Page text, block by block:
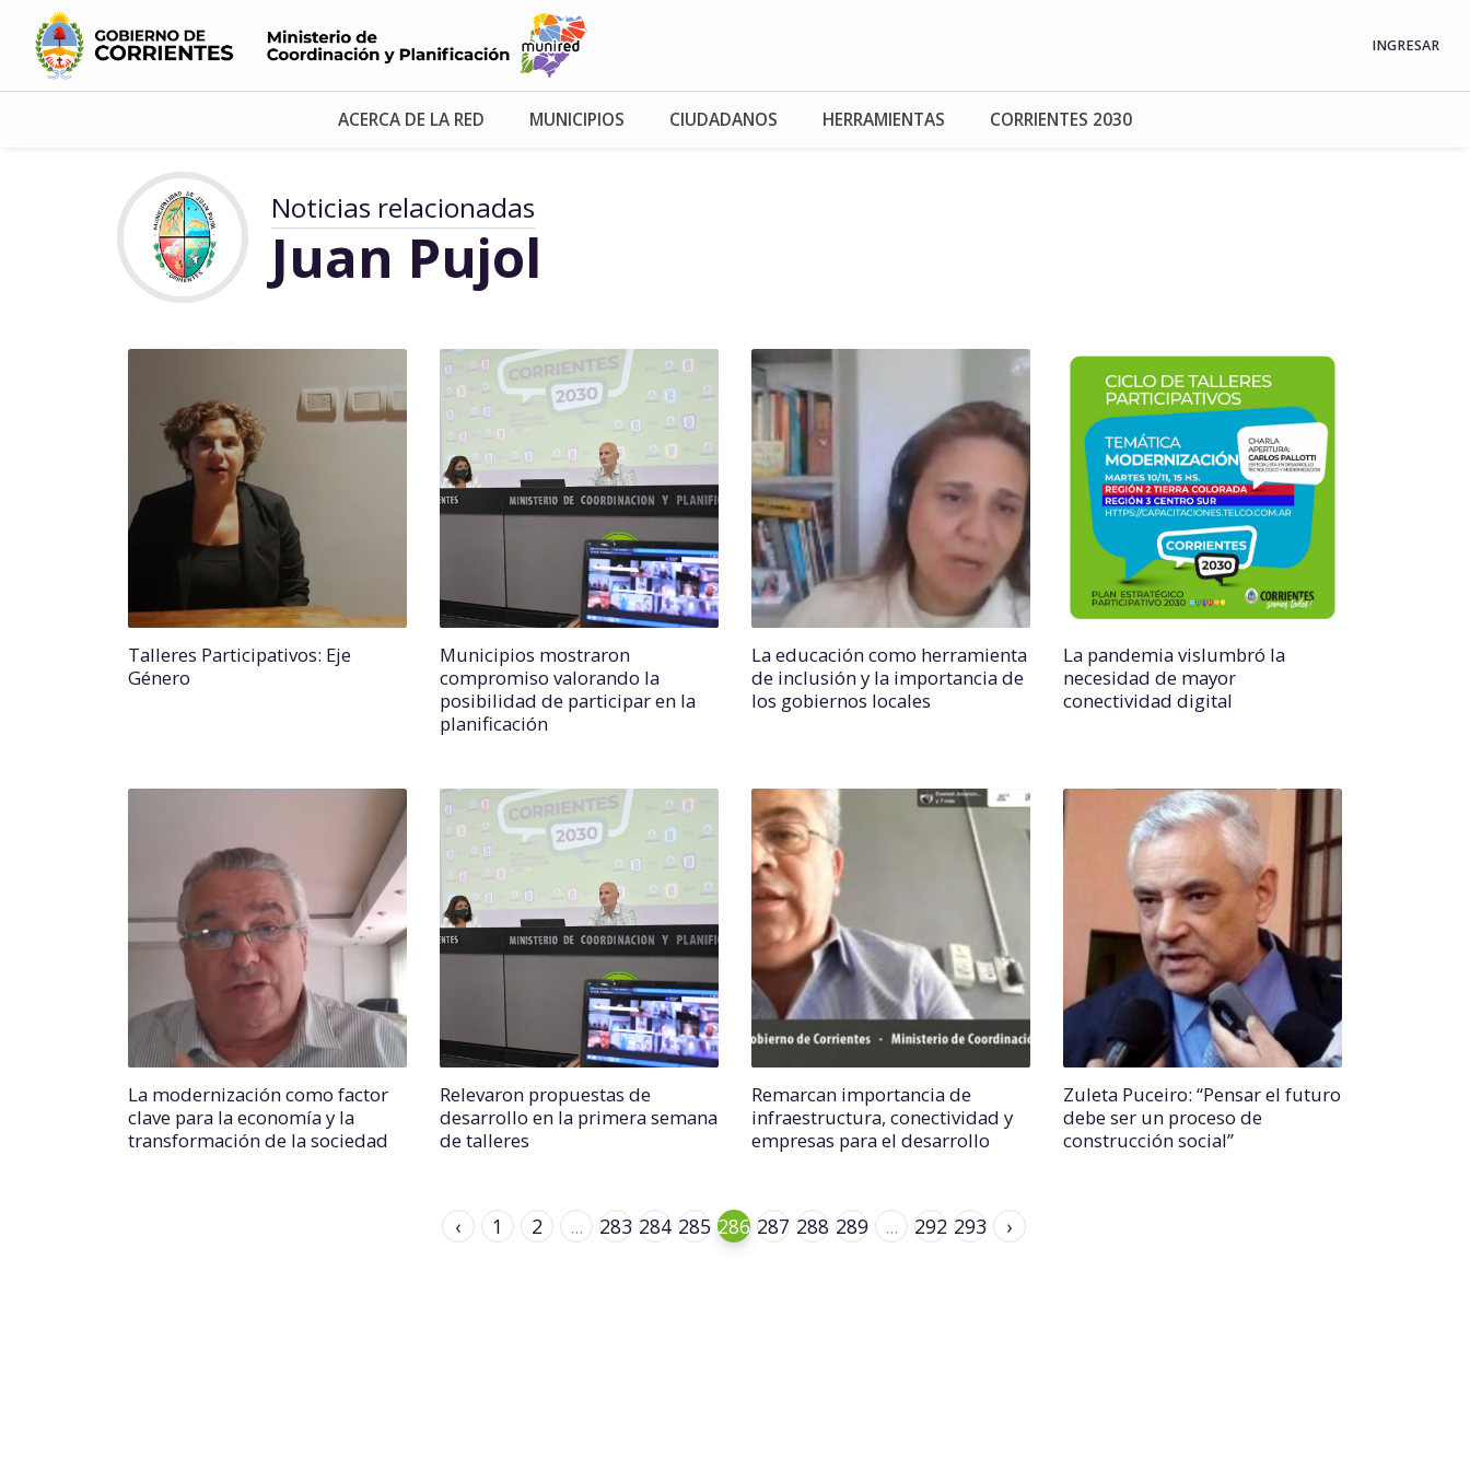
INGRESAR
ACERCA DE LA RED MUNICIPIOS CIUDADANOS HERRAMIENTAS CORRIENTES 2030
Noticias relacionadas
Juan Pujol
Talleres Participativos: Eje
Género
Municipios mostraron
compromiso valorando la
posibilidad de participar en la
planificación
La educación como herramienta
de inclusión y la importancia de
los gobiernos locales
La pandemia vislumbró la
necesidad de mayor
conectividad digital
La modernización como factor
clave para la economía y la
transformación de la sociedad
Relevaron propuestas de
desarrollo en la primera semana
de talleres
Remarcan importancia de
infraestructura, conectividad y
empresas para el desarrollo
Zuleta Puceiro: “Pensar el futuro
debe ser un proceso de
construcción social”
‹ 1 2 ... 283 284 285 286 287 288 289 ... 292 293 ›